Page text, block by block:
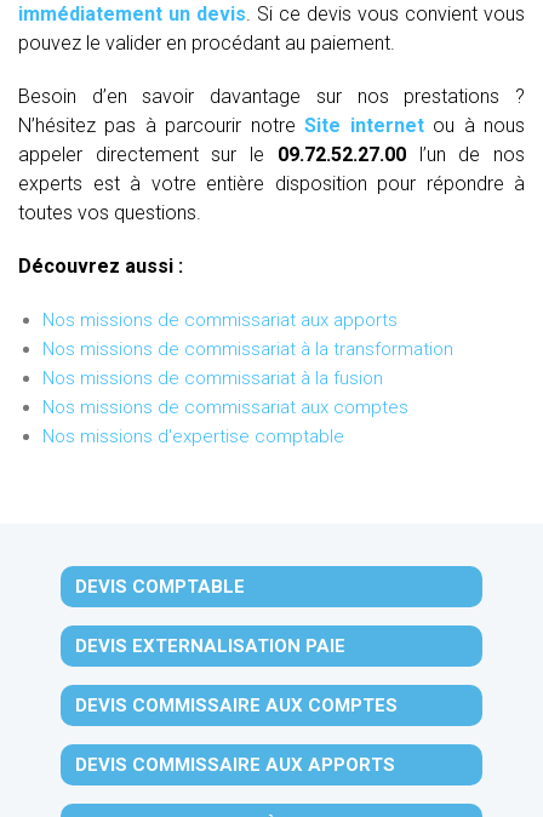
immédiatement un devis . Si ce devis vous convient vous
pouvez le valider en procédant au paiement.
Besoin d’en savoir davantage sur nos prestations ?
N’hésitez pas à parcourir notreSite internet ou à nous
appeler directement sur le 09.72.52.27.00l’un de nos
experts est à votre entière disposition pour répondre à
toutes vos questions.
Découvrez aussi :
Nos missions de commissariat aux apports
Nos missions de commissariat à la transformation
Nos missions de commissariat à la fusion
Nos missions de commissariat aux comptes
Nos missions d'expertise comptable
DEVIS COMPTABLE
DEVIS EXTERNALISATION PAIE
DEVIS COMMISSAIRE AUX COMPTES
DEVIS COMMISSAIRE AUX APPORTS